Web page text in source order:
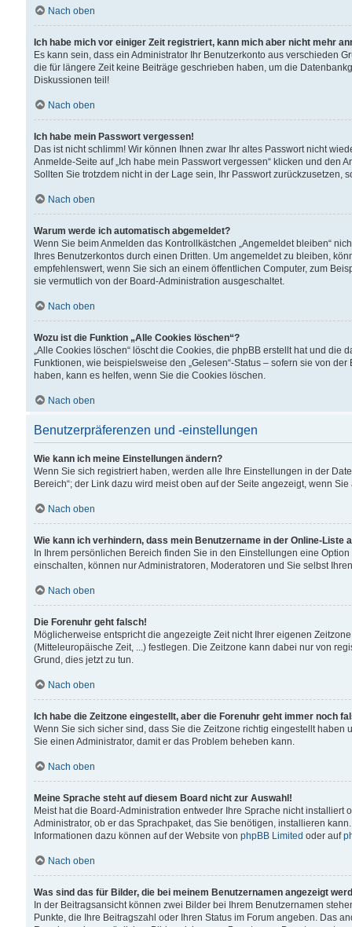
Nach oben
Ich habe mich vor einiger Zeit registriert, kann mich aber nicht mehr
Es kann sein, dass ein Administrator Ihr Benutzerkonto aus verschieden
die für längere Zeit keine Beiträge geschrieben haben, um die
Diskussionen teil!
Nach oben
Ich habe mein Passwort vergessen!
Das ist nicht schlimm! Wir können Ihnen zwar Ihr altes Passwort nicht
Anmelde-Seite auf „Ich habe mein Passwort vergessen“ klicken und
Sollten Sie trotzdem nicht in der Lage sein, Ihr Passwort zurückzusetzen,
Nach oben
Warum werde ich automatisch abgemeldet?
Wenn Sie beim Anmelden das Kontrollkästchen „Angemeldet bleiben“
Ihres Benutzerkontos durch einen Dritten. Um angemeldet zu bleiben,
empfehlenswert, wenn Sie sich an einem öffentlichen Computer, zum
sie vermutlich von der Board-Administration ausgeschaltet.
Nach oben
Wozu ist die Funktion „Alle Cookies löschen“?
„Alle Cookies löschen“ löscht die Cookies, die phpBB erstellt hat und
Funktionen, wie beispielsweise den „Gelesen“-Status – sofern sie von
haben, kann es helfen, wenn Sie die Cookies löschen.
Nach oben
Benutzerpräferenzen und -einstellungen
Wie kann ich meine Einstellungen ändern?
Wenn Sie sich registriert haben, werden alle Ihre Einstellungen in der
Bereich“; der Link dazu wird meist oben auf der Seite angezeigt, wenn
Nach oben
Wie kann ich verhindern, dass mein Benutzername in der Online-Liste
In Ihrem persönlichen Bereich finden Sie in den Einstellungen eine
einschalten, können nur Administratoren, Moderatoren und Sie selbst
Nach oben
Die Forenuhr geht falsch!
Möglicherweise entspricht die angezeigte Zeit nicht Ihrer eigenen
(Mitteleuropäische Zeit, ...) festlegen. Die Zeitzone kann dabei nur von
Grund, dies jetzt zu tun.
Nach oben
Ich habe die Zeitzone eingestellt, aber die Forenuhr geht immer noch
Wenn Sie sich sicher sind, dass Sie die Zeitzone richtig eingestellt
Sie einen Administrator, damit er das Problem beheben kann.
Nach oben
Meine Sprache steht auf diesem Board nicht zur Auswahl!
Meist hat die Board-Administration entweder Ihre Sprache nicht
Administrator, ob er das Sprachpaket, das Sie benötigen, installieren
Informationen dazu können auf der Website von phpBB Limited oder auf
Nach oben
Was sind das für Bilder, die bei meinem Benutzernamen angezeigt
In der Beitragsansicht können zwei Bilder bei Ihrem Benutzernamen
Punkte, die Ihre Beitragszahl oder Ihren Status im Forum angeben. Das